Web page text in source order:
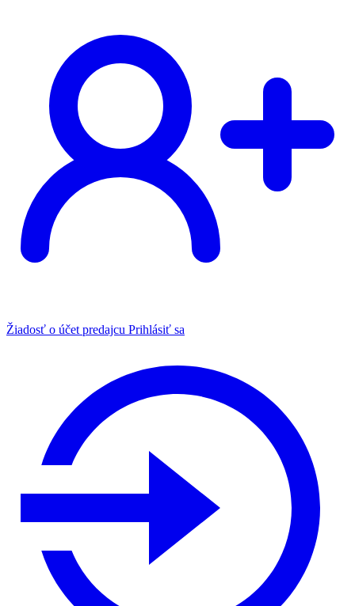
Žiadosť o účet predajcu Prihlásiť sa